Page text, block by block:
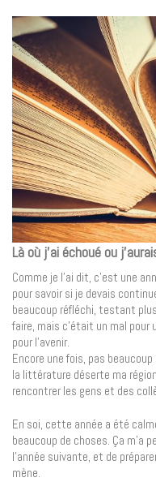
Là où j’ai échoué ou
Comme je l’ai dit, c’est une
pour savoir si je devais
beaucoup réfléchi, testant
faire, mais c’était un mal
pour l’avenir.
Encore une fois, pas
la littérature déserte ma
rencontrer les gens et des
En soi, cette année a été
beaucoup de choses. Ça m’a
l’année suivante, et de
mène.